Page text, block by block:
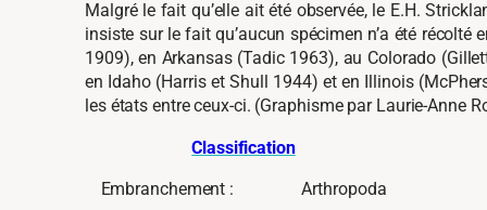
Malgré le fait qu’elle ait été observée, le E.H.
insiste sur le fait qu’aucun spécimen n’a été
1909), en Arkansas (Tadic 1963), au Colorado
en Idaho (Harris et Shull 1944) et en Illinois
les états entre ceux-ci. (Graphisme par Laurie-Anne
Classification
Embranchement : Arthropoda